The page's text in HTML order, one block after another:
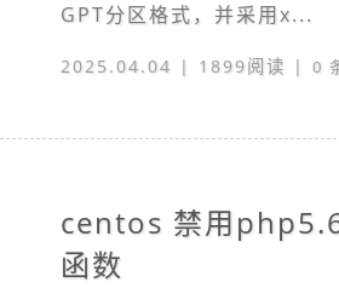
GPT分区格式，并采用x...
2025.04.04 | 1899阅读 | 0
centos 禁用
函数